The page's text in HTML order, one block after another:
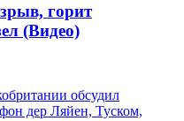
горит
(Видео)